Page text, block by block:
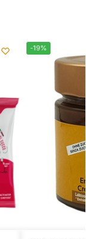
-19%